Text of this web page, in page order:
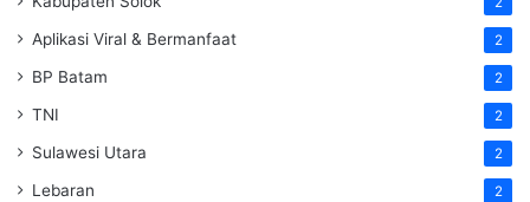
Aplikasi Viral & Bermanfaat 2
BP Batam 2
TNI 2
Sulawesi Utara 2
Lebaran 2